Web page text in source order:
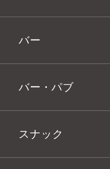
バー
バー・パブ
スナック